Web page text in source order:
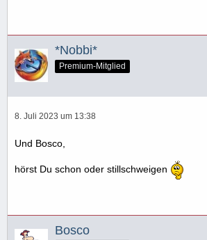
*Nobbi*
Premium-Mitglied
8. Juli 2023 um 13:38
Und Bosco,
hörst Du schon oder stillschweigen
Bosco